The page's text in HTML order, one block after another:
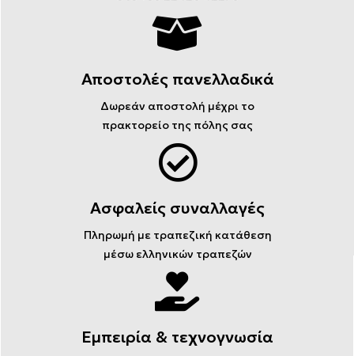
Αποστολές πανελλαδικά
Δωρεάν αποστολή μέχρι το
πρακτορείο της πόλης σας
Ασφαλείς συναλλαγές
Πληρωμή με τραπεζική κατάθεση
μέσω ελληνικών τραπεζών
Εμπειρία & τεχνογνωσία